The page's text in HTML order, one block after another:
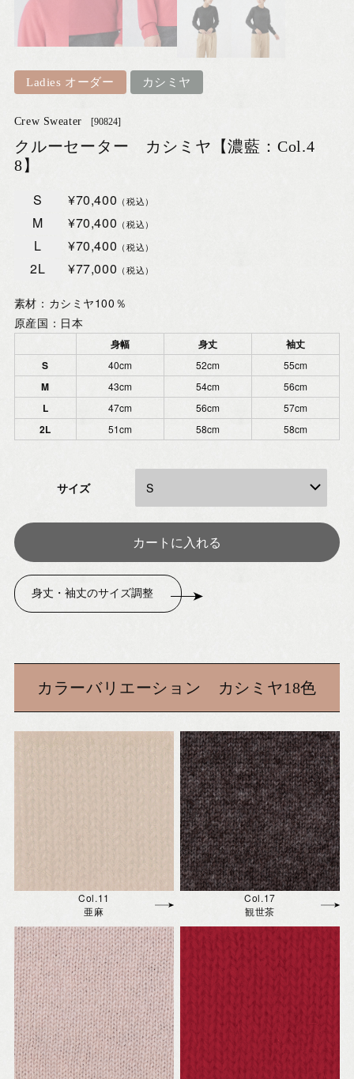
Ladies オーダー カシミヤ
Crew Sweater [90824]
クルーセーター カシミヤ【濃藍：Col.4
8】
S ¥70,400 （税込）
M ¥70,400 （税込）
L ¥70,400 （税込）
2L ¥77,000 （税込）
素材：カシミヤ100％
原産国：日本
身幅 身丈
袖丈
S
40cm 52cm 55cm
M 43cm 54cm 56cm
L 47cm 56cm 57cm
2L 51cm 58cm 58cm
サイズ
身丈・袖丈のサイズ調整
カラーバリエーション カシミヤ18色
Col.11
亜麻
Col.17
観世茶